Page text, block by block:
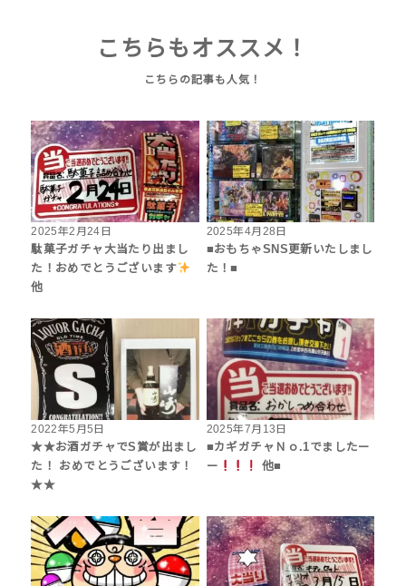
こちらもオススメ！
2025年2月24日
駄菓子ガチャ大当たり出まし
た！おめでとうございます
他
2025年4月28日
■おもちゃSNS更新いたしまし
た！■
2022年5月5日
★★お酒ガチャでS賞が出まし
た！ おめでとうございます！
★★
2025年7月13日
■カギガチャＮｏ.1でましたー
ー
他■